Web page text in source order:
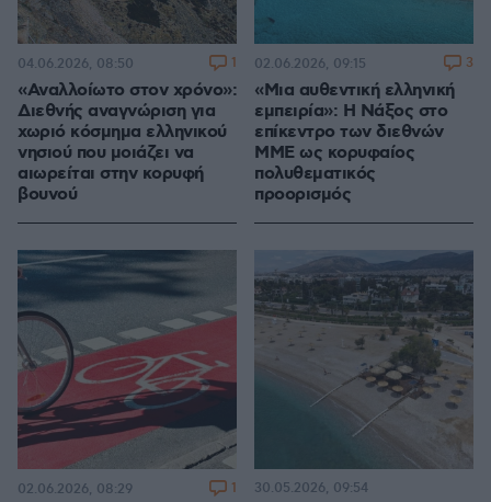
«Αναλλοίωτο στον χρόνο»:
Διεθνής αναγνώριση για
χωριό κόσμημα ελληνικού
νησιού που μοιάζει να
αιωρείται στην κορυφή
βουνού
04.06.2026, 08:50 1
«Μια αυθεντική ελληνική
εμπειρία»: Η Νάξος στο
επίκεντρο των διεθνών
ΜΜΕ ως κορυφαίος
πολυθεματικός
προορισμός
02.06.2026, 09:15 3
02.06.2026, 08:29 1 30.05.2026, 09:54